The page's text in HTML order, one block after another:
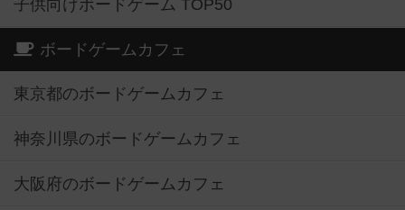
子供向けボードゲーム TOP50
ボードゲームカフェ
東京都のボードゲームカフェ
神奈川県のボードゲームカフェ
大阪府のボードゲームカフェ